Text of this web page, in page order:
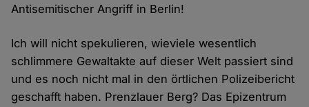
Antisemitischer Angriff in Berlin!
Ich will nicht spekulieren, wieviele wesentlich
schlimmere Gewaltakte auf dieser Welt passiert sind
und es noch nicht mal in den örtlichen Polizeibericht
geschafft haben. Prenzlauer Berg? Das Epizentrum